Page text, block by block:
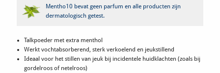
Mentho10 bevat geen parfum en alle producten zijn
dermatologisch getest.
Talkpoeder met extra menthol
Werkt vochtabsorberend, sterk verkoelend en jeukstillend
Ideaal voor het stillen van jeuk bij incidentele huidklachten (zoals bij
gordelroos of netelroos)